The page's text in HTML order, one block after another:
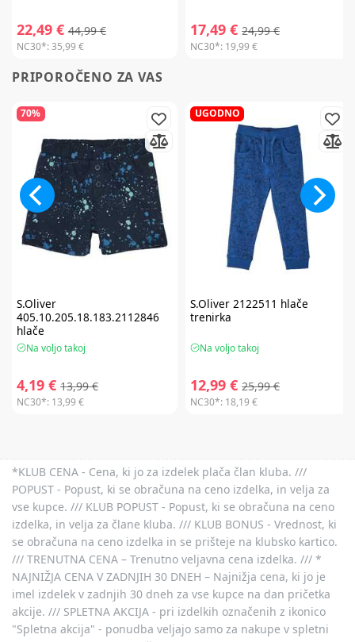
22,49 € 44,99 €
NC30*:35,99 €
17,49 € 24,99 €
NC30*: 19,99 €
PRIPOROČENO ZA VAS
70%
S.Oliver
405.10.205.18.183.2112846
hlače
Na voljo takoj
4,19 € 13,99 €
NC30*: 13,99 €
UGODNO
S.Oliver 2122511 hlače
trenirka
Na voljo takoj
12,99 € 25,99 €
NC30*: 18,19 €
*KLUB CENA - Cena, ki jo za izdelek plača član kluba. ///
POPUST - Popust, ki se obračuna na ceno izdelka, in velja za
vse kupce. /// KLUB POPUST - Popust, ki se obračuna na ceno
izdelka, in velja za člane kluba. /// KLUB BONUS - Vrednost, ki
se obračuna na ceno izdelka in se prišteje na klubsko kartico.
/// TRENUTNA CENA – Trenutno veljavna cena izdelka. /// *
NAJNIŽJA CENA V ZADNJIH 30 DNEH – Najnižja cena, ki jo je
imel izdelek v zadnjih 30 dneh za vse kupce na dan pričetka
akcije. /// SPLETNA AKCIJA - pri izdelkih označenih z ikonico
"Spletna akcija" - ponudba veljajo samo za nakupe v spletni